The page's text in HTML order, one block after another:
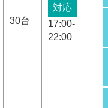
30台
対応
17:00-
22:00